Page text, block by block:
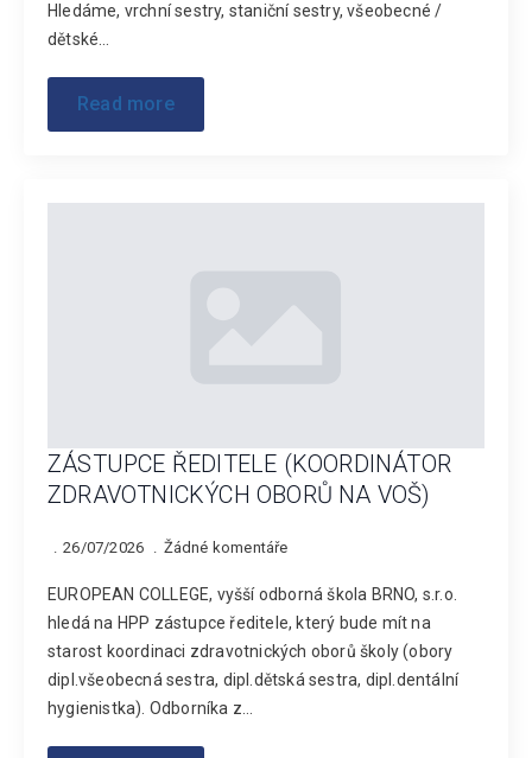
Hledáme, vrchní sestry, staniční sestry, všeobecné /
dětské…
Read more
ZÁSTUPCE ŘEDITELE (KOORDINÁTOR
ZDRAVOTNICKÝCH OBORŮ NA VOŠ)
26/07/2026 Žádné komentáře
EUROPEAN COLLEGE, vyšší odborná škola BRNO, s.r.o.
hledá na HPP zástupce ředitele, který bude mít na
starost koordinaci zdravotnických oborů školy (obory
dipl.všeobecná sestra, dipl.dětská sestra, dipl.dentální
hygienistka). Odborníka z…